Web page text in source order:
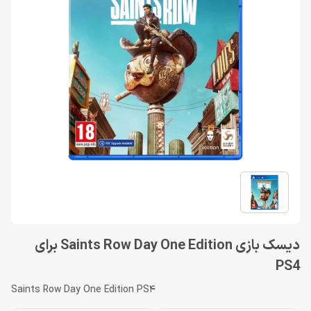
دیسک بازی Saints Row Day One Edition برای
PS4
Saints Row Day One Edition PS4